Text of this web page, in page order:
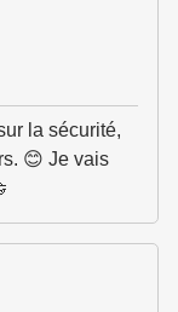
la sécurité,
😊 Je vais